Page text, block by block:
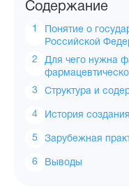
Содержание
Понятие о
Российской
Для чего нужна
Структура и
История
Зарубежная
Выводы